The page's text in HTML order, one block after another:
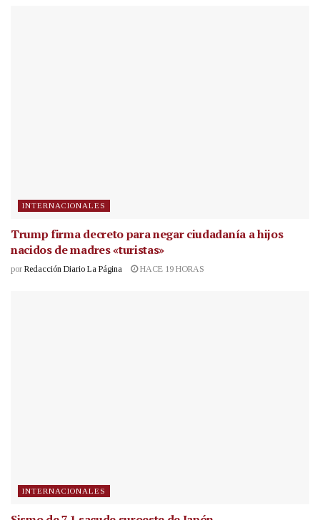
INTERNACIONALES
Trump firma decreto para negar ciudadanía a hijos
nacidos de madres «turistas»
por Redacción Diario La Página HACE 19 HORAS
INTERNACIONALES